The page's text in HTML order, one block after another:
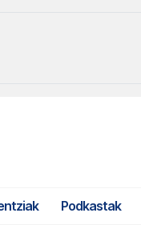
Podkastak